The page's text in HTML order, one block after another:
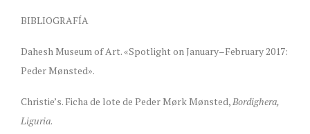
BIBLIOGRAFÍA
Dahesh Museum of Art. «Spotlight on January–February 2017:
Peder Mønsted».
Christie’s. Ficha de lote de Peder Mørk Mønsted,Bordighera,
Liguria.